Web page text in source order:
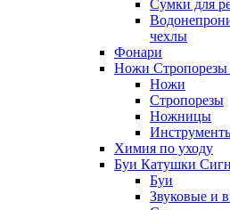
Сумки для
чехлы
Фонари
Ножи
Ножи
Стропорезы
Ножницы
Химия по уходу
Буи Катушки
Буи
Звуковые и